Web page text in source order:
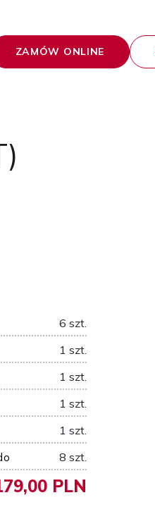
ZAMÓW ONLINE
6 szt.
1 szt.
1 szt.
1 szt.
1 szt.
8 szt.
PLN